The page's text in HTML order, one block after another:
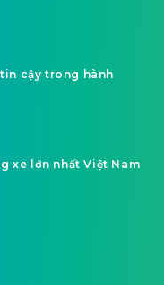
cậy trong hành
xe lớn nhất Việt Nam